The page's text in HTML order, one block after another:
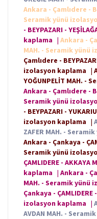
Ankara - Çamlıdere -
Seramik yünü
- BEYPAZARI -
kaplama | Ankara -
MAH. - Seramik yünü
Çamlıdere -
izolasyon kaplama |
YOĞUNPELİT MAH. -
Ankara - Çamlıdere -
Seramik yünü
- BEYPAZARI -
izolasyon kaplama |
ZAFER MAH. -
Ankara - Çankaya -
Seramik yünü
ÇAMLIDERE -
kaplama | Ankara -
MAH. - Seramik yünü
Çankaya -
izolasyon kaplama |
AVDAN MAH. -